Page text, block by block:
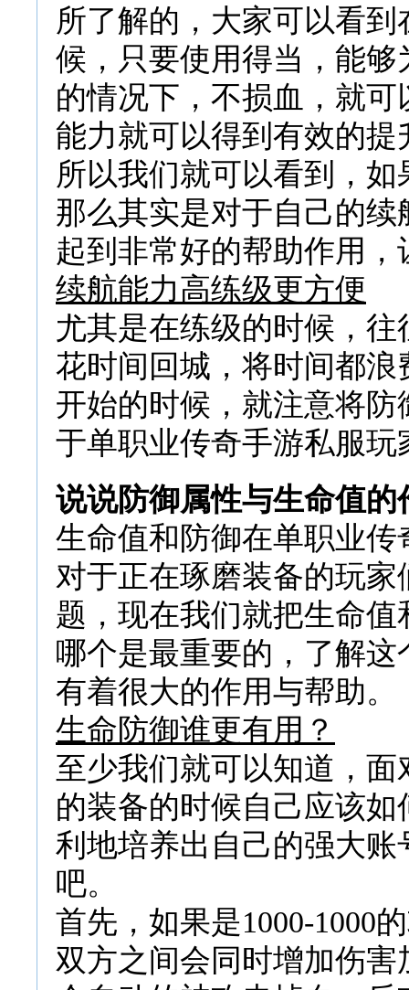
所了解的，大家可以看
候，只要使用得当，能
的情况下，不损血，就
能力就可以得到有效的提
所以我们就可以看到，
那么其实是对于自己的
起到非常好的帮助作用
续航能力高练级更方便
尤其是在练级的时候，
花时间回城，将时间都
开始的时候，就注意将
于单职业传奇手游私服
说说防御属性与生命值的
生命值和防御在单职业
对于正在琢磨装备的玩
题，现在我们就把生命
哪个是最重要的，了解
有着很大的作用与帮助。
生命防御谁更有用？
至少我们就可以知道，
的装备的时候自己应该
利地培养出自己的强大
吧。
首先，如果是1000-1000
双方之间会同时增加伤